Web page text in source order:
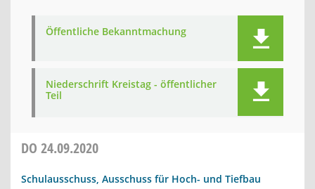
Öffentliche Bekanntmachung
Niederschrift Kreistag - öffentlicher
Teil
DO 24.09.2020
Schulausschuss, Ausschuss für Hoch- und Tiefbau